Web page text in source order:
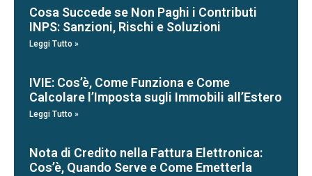
Cosa Succede se Non Paghi i Contributi
INPS: Sanzioni, Rischi e Soluzioni
Leggi Tutto »
IVIE: Cos’è, Come Funziona e Come
Calcolare l’Imposta sugli Immobili all’Estero
Leggi Tutto »
Nota di Credito nella Fattura Elettronica:
Cos’è, Quando Serve e Come Emetterla